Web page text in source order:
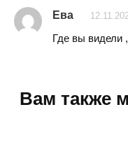
Ева
Где вы видели
Вам также